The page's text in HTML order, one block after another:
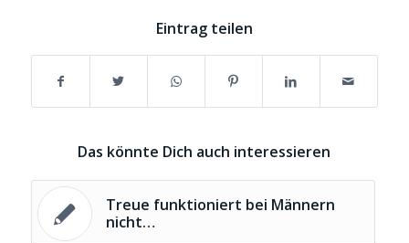
Eintrag teilen
Das könnte Dich auch interessieren
Treue funktioniert bei Männern
nicht…